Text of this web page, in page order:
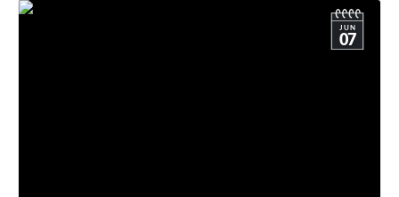
JUN
07